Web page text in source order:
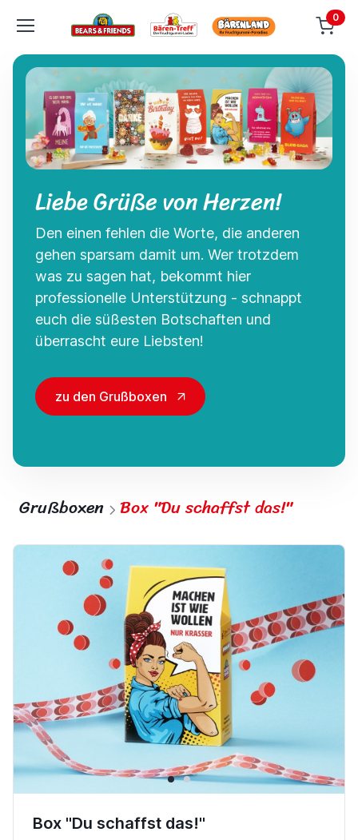
0
Liebe Grüße von Herzen!
Den einen fehlen die Worte, die anderen
gehen sparsam damit um. Wer trotzdem
was zu sagen hat, bekommt hier
professionelle Unterstützung - schnappt
euch die süßesten Botschaften und
überrascht eure Liebsten!
zu den Grußboxen
Grußboxen Box "Du schaffst das!"
Box "Du schaffst das!"